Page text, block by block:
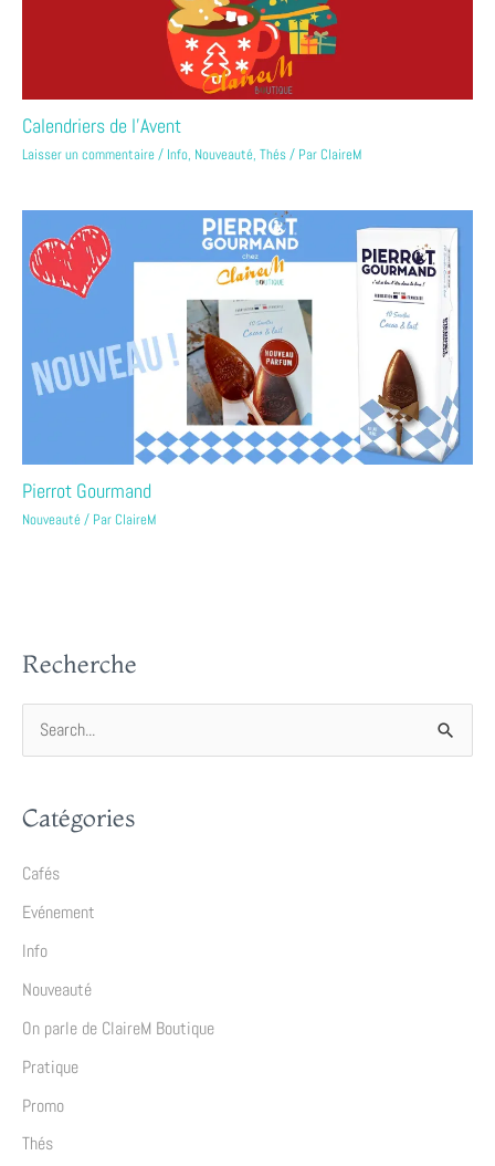
Calendriers de l’Avent
Laisser un commentaire/ Info, Nouveauté, Thés/ Par ClaireM
Pierrot Gourmand
Nouveauté/ Par ClaireM
Recherche
e
r
c
:
Catégories
Cafés
Evénement
Info
Nouveauté
On parle de ClaireM Boutique
Pratique
Promo
Thés